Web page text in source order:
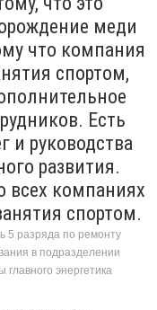
меди
что компания
спортом,
Есть
и руководства
развития.
всех компаниях
спортом.
5 разряда по ремонту
в подразделении
главного энергетика